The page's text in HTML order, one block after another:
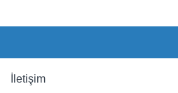
İletişim